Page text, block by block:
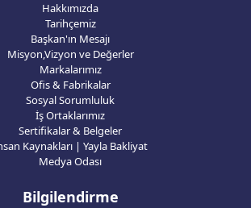
Hakkımızda
Tarihçemiz
Başkan'ın Mesajı
Misyon,Vizyon ve Değerler
Markalarımız
Ofis & Fabrikalar
Sosyal Sorumluluk
İş Ortaklarımız
Sertifikalar & Belgeler
Kaynakları | Yayla Bakliyat
Medya Odası
Bilgilendirme